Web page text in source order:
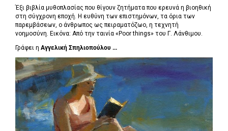
Έξι βιβλία μυθοπλασίας που θίγουν ζητήματα που ερευνά η βιοηθική
στη σύγχρονη εποχή. Η ευθύνη των επιστημόνων, τα όρια των
παρεμβάσεων, ο άνθρωπος ως πειραματόζωο, η τεχνητή
νοημοσύνη. Εικόνα: Από την ταινία «Poor things» του Γ. Λάνθιμου.
Γράφει η Αγγελική Σπηλιοπούλου ...